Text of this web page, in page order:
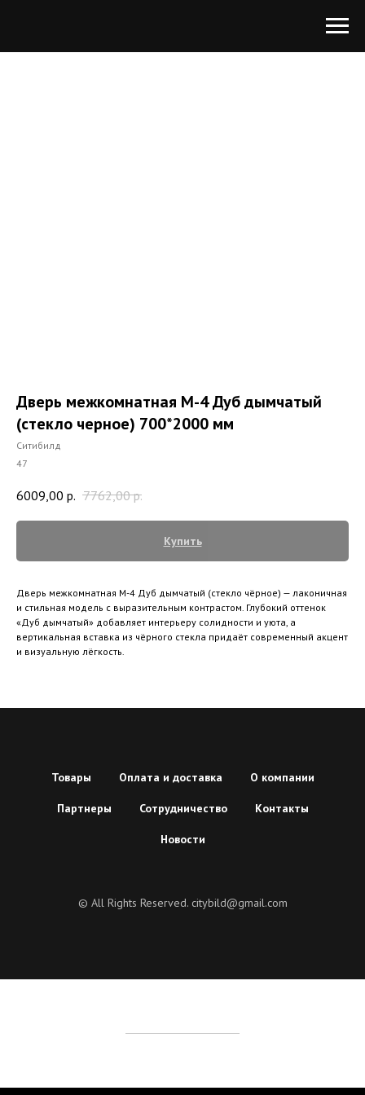
Дверь межкомнатная М-4 Дуб дымчатый
(стекло черное) 700*2000 мм
Ситибилд
47
6009,00 р. 7762,00 р.
Купить
Дверь межкомнатная М-4 Дуб дымчатый (стекло чёрное) — лаконичная
и стильная модель с выразительным контрастом. Глубокий оттенок
«Дуб дымчатый» добавляет интерьеру солидности и уюта, а
вертикальная вставка из чёрного стекла придаёт современный акцент
и визуальную лёгкость.
Товары Оплата и доставка О компании
Партнеры Сотрудничество Контакты
Новости
© All Rights Reserved. citybild@gmail.com